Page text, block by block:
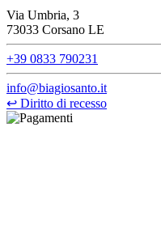
Via Umbria, 3
73033 Corsano LE
+39 0833 790231
info@biagiosanto.it
↩ Diritto di recesso